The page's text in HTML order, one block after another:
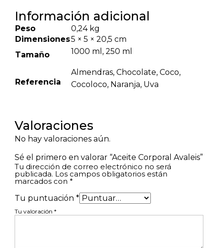
Información adicional
Peso
0,24 kg
Dimensiones5 × 5 × 20,5 cm
Tamaño
1000 ml, 250 ml
Referencia
Almendras, Chocolate, Coco,
Cocoloco, Naranja, Uva
Valoraciones
No hay valoraciones aún.
Sé el primero en valorar “Aceite Corporal Avaleis”
Tu dirección de correo electrónico no será
publicada. Los campos obligatorios están
marcados con *
Tu puntuación *
Tu valoración *